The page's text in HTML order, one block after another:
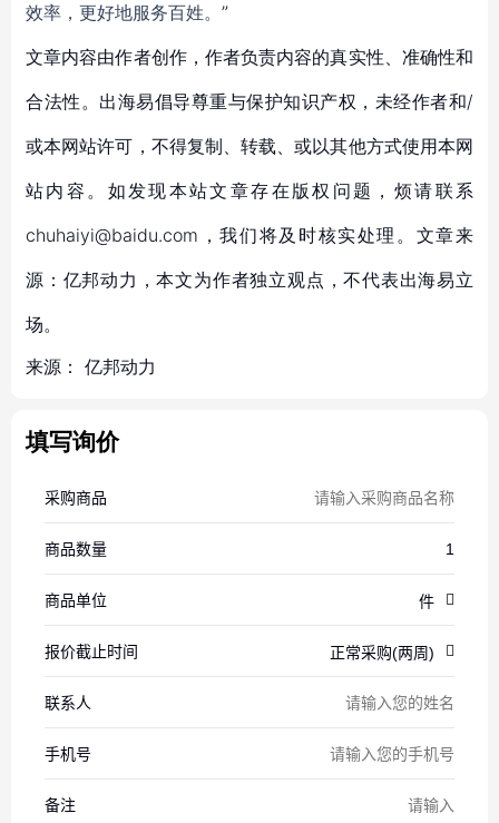
效率，更好地服务百姓。”
文章内容由作者创作，作者负责内容的真实性、准确性和
合法性。出海易倡导尊重与保护知识产权，未经作者和/
或本网站许可，不得复制、转载、或以其他方式使用本网
站内容。如发现本站文章存在版权问题，烦请联系
chuhaiyi@baidu.com，我们将及时核实处理。文章来
源：亿邦动力，本文为作者独立观点，不代表出海易立
场。
来源： 亿邦动力
填写询价